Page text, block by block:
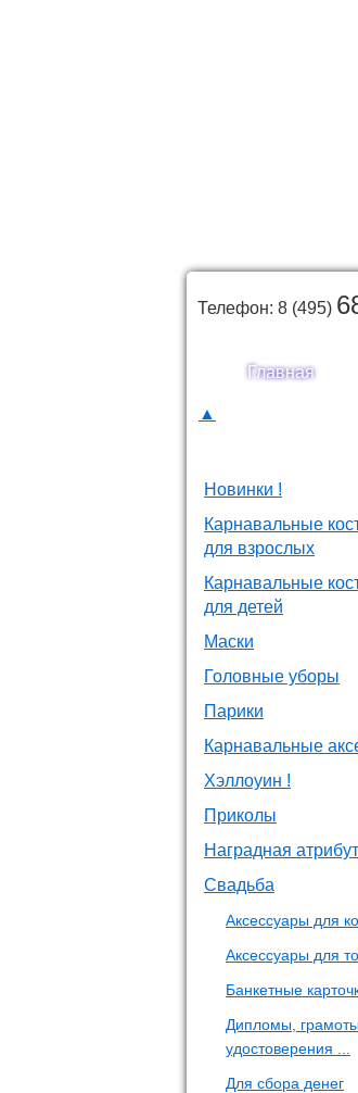
Телефон: 8 (495)
Главная
▲
Новинки !
Карнавальные
для взрослых
Карнавальные
для детей
Маски
Головные уборы
Парики
Карнавальные
Хэллоуин !
Приколы
Наградная
Свадьба
Аксессуары для
Аксессуары для
Банкетные
Дипломы,
удостоверения ...
Для сбора денег